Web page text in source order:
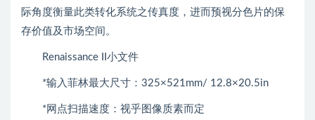
际角度衡量此类转化系统之传真度，进而预视分色片的保
存价值及市场空间。
Renaissance II小文件
*输入菲林最大尺寸：325×521mm/ 12.8×20.5in
*网点扫描速度：视乎图像质素而定